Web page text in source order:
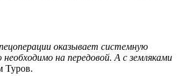
оказывает системную
на передовой. А с земляками
Туров.